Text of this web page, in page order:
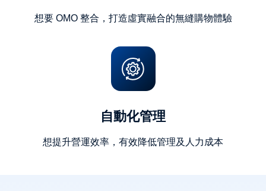
想要 OMO 整合，打造虛實融合的無縫購物體驗
自動化管理
想提升營運效率，有效降低管理及人力成本